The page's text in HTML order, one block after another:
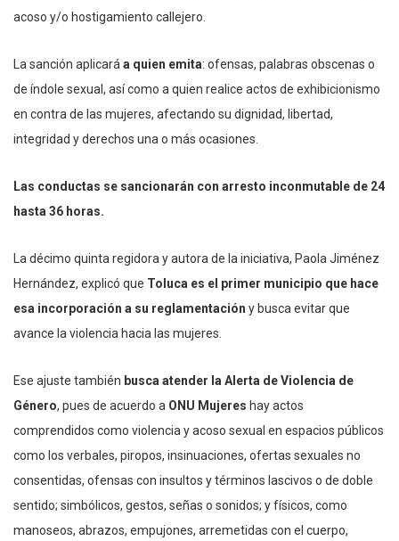
acoso y/o hostigamiento callejero.
La sanción aplicará a quien emita: ofensas, palabras obscenas o
de índole sexual, así como a quien realice actos de exhibicionismo
en contra de las mujeres, afectando su dignidad, libertad,
integridad y derechos una o más ocasiones.
Las conductas se sancionarán con arresto inconmutable de 24
hasta 36 horas.
La décimo quinta regidora y autora de la iniciativa, Paola Jiménez
Hernández, explicó que Toluca es el primer municipio que hace
esa incorporación a su reglamentación y busca evitar que
avance la violencia hacia las mujeres.
Ese ajuste también busca atender la Alerta de Violencia de
Género, pues de acuerdo a ONU Mujeres hay actos
comprendidos como violencia y acoso sexual en espacios públicos
como los verbales, piropos, insinuaciones, ofertas sexuales no
consentidas, ofensas con insultos y términos lascivos o de doble
sentido; simbólicos, gestos, señas o sonidos; y físicos, como
manoseos, abrazos, empujones, arremetidas con el cuerpo,